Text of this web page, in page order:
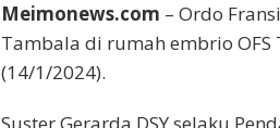
Meimonews.com – Ordo
Tambala di rumah embrio
(14/1/2024).